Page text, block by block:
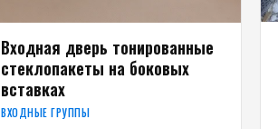
Входная дверь тонированные
стеклопакеты на боковых
вставках
ВХОДНЫЕ ГРУППЫ